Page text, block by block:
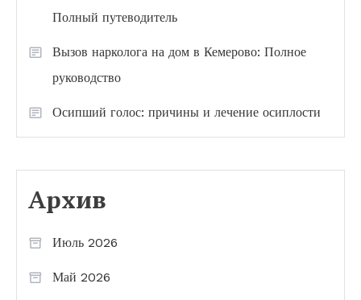
Полный путеводитель
Вызов нарколога на дом в Кемерово: Полное
руководство
Осипший голос: причины и лечение осиплости
Архив
Июль 2026
Май 2026